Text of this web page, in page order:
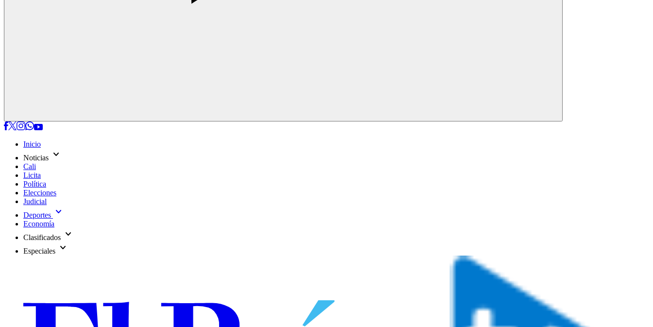
Inicio
Noticias expand_more
Cali
Licita
Política
Elecciones
Judicial
Deportes expand_more
Economía
Clasificados expand_more
Especiales expand_more